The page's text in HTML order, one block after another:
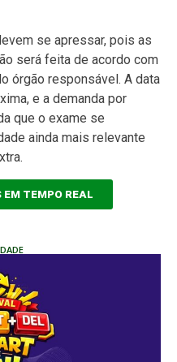
se apressar, pois as
será feita de acordo com
órgão responsável. A data
e a demanda por
que o exame se
ainda mais relevante
TEMPO REAL